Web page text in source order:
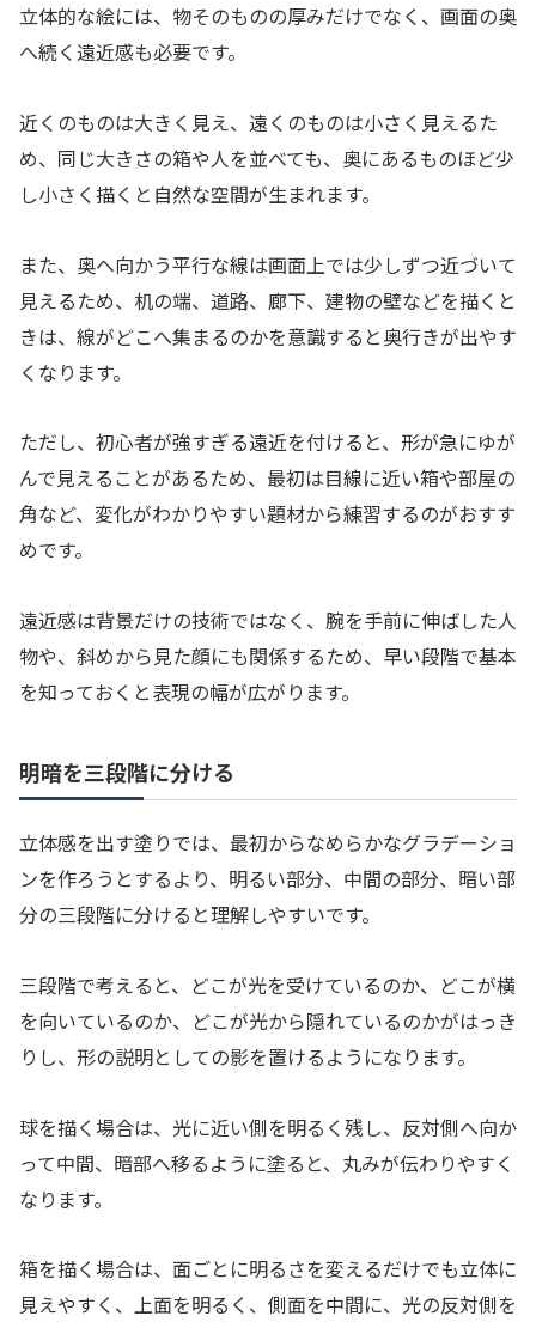
立体的な絵には、物そのものの厚みだけでなく、画面の奥
へ続く遠近感も必要です。
近くのものは大きく見え、遠くのものは小さく見えるた
め、同じ大きさの箱や人を並べても、奥にあるものほど少
し小さく描くと自然な空間が生まれます。
また、奥へ向かう平行な線は画面上では少しずつ近づいて
見えるため、机の端、道路、廊下、建物の壁などを描くと
きは、線がどこへ集まるのかを意識すると奥行きが出やす
くなります。
ただし、初心者が強すぎる遠近を付けると、形が急にゆが
んで見えることがあるため、最初は目線に近い箱や部屋の
角など、変化がわかりやすい題材から練習するのがおすす
めです。
遠近感は背景だけの技術ではなく、腕を手前に伸ばした人
物や、斜めから見た顔にも関係するため、早い段階で基本
を知っておくと表現の幅が広がります。
明暗を三段階に分ける
立体感を出す塗りでは、最初からなめらかなグラデーショ
ンを作ろうとするより、明るい部分、中間の部分、暗い部
分の三段階に分けると理解しやすいです。
三段階で考えると、どこが光を受けているのか、どこが横
を向いているのか、どこが光から隠れているのかがはっき
りし、形の説明としての影を置けるようになります。
球を描く場合は、光に近い側を明るく残し、反対側へ向か
って中間、暗部へ移るように塗ると、丸みが伝わりやすく
なります。
箱を描く場合は、面ごとに明るさを変えるだけでも立体に
見えやすく、上面を明るく、側面を中間に、光の反対側を